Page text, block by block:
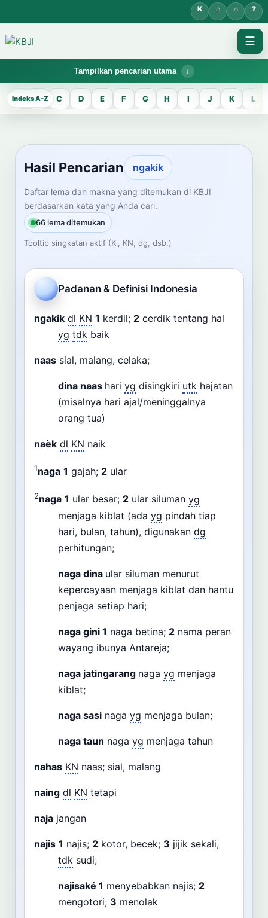
☰
Tampilkan pencarian utama
KBJI WORKSPACE
Hasil Pencarian
Temukan lema Jawa dan maknanya dalam bahasa Indonesia saat
mengelola data Kamus Bahasa Jawa-Indonesia.
CARI LEMA JAWA
Masukkan kata Jawa
Dashboard Pencarian
A B C D E F G H I J K L
Hasil Pencarian ngakik
Daftar lema dan makna yang ditemukan di KBJI
berdasarkan kata yang Anda cari.
66 lema ditemukan
Tooltip singkatan aktif (Ki, KN, dg, dsb.)
Padanan & Definisi Indonesia
ngakik dl KN 1 kerdil; 2 cerdik tentang hal
yg tdk baik
naas sial, malang, celaka;
dina naas hari yg disingkiri utk hajatan
(misalnya hari ajal/meninggalnya
orang tua)
naèk dl KN naik
1naga 1 gajah; 2 ular
2naga 1 ular besar; 2 ular siluman yg
menjaga kiblat (ada yg pindah tiap
hari, bulan, tahun), digunakan dg
perhitungan;
naga dina ular siluman menurut
kepercayaan menjaga kiblat dan hantu
penjaga setiap hari;
naga gini 1 naga betina; 2 nama peran
wayang ibunya Antareja;
naga jatingarang naga yg menjaga
kiblat;
naga sasi naga yg menjaga bulan;
naga taun naga yg menjaga tahun
nahas KN naas; sial, malang
naing dl KN tetapi
naja jangan
najis 1 najis; 2 kotor, becek; 3 jijik sekali,
tdk sudi;
najisaké 1 menyebabkan najis; 2
mengotori; 3 menolak